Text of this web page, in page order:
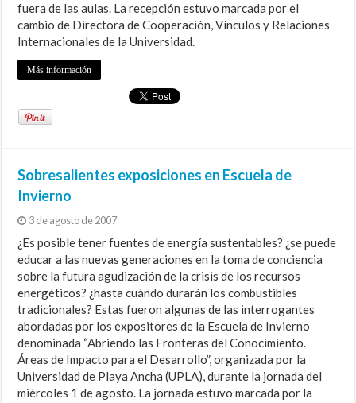
fuera de las aulas. La recepción estuvo marcada por el
cambio de Directora de Cooperación, Vínculos y Relaciones
Internacionales de la Universidad.
Más información
Sobresalientes exposiciones en Escuela de
Invierno
3 de agosto de 2007
¿Es posible tener fuentes de energía sustentables? ¿se puede
educar a las nuevas generaciones en la toma de conciencia
sobre la futura agudización de la crisis de los recursos
energéticos? ¿hasta cuándo durarán los combustibles
tradicionales? Estas fueron algunas de las interrogantes
abordadas por los expositores de la Escuela de Invierno
denominada “Abriendo las Fronteras del Conocimiento.
Áreas de Impacto para el Desarrollo”, organizada por la
Universidad de Playa Ancha (UPLA), durante la jornada del
miércoles 1 de agosto. La jornada estuvo marcada por la